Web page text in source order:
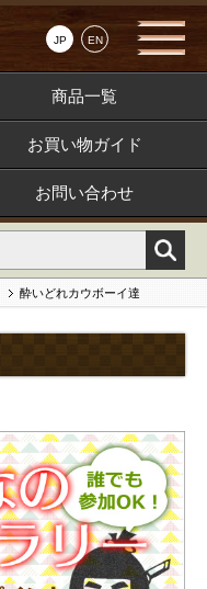
JP EN
商品一覧
お買い物ガイド
お問い合わせ
酔いどれカウボーイ達